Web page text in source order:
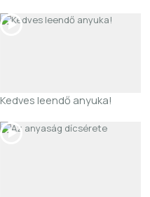
Kedves leendő anyuka!